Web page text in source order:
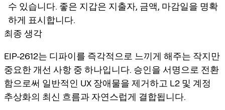
수 있습니다. 좋은 지갑은 지출자, 금액, 마감일을 명확
하게 표시합니다.
최종 생각
EIP-2612는 디파이를 즉각적으로 느끼게 해주는 작지만
중요한 개선 사항 중 하나입니다. 승인을 서명으로 전환
함으로써 일반적인 UX 장애물을 제거하고 L2 및 계정
추상화의 최신 흐름과 자연스럽게 결합됩니다.